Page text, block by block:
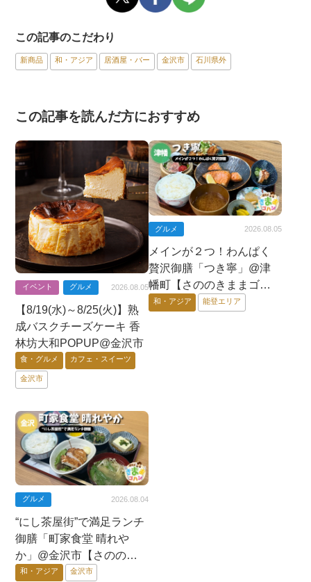
この記事のこだわり
新商品 和・アジア 居酒屋・バー 金沢市 石川県外
この記事を読んだ方におすすめ
イベント グルメ 2026.08.05
【8/19(水)～8/25(火)】熟
成バスクチーズケーキ 香
林坊大和POPUP@金沢市
食・グルメ カフェ・スイーツ
金沢市
グルメ 2026.08.05
メインが２つ！わんぱく
贅沢御膳「つき寧」@津
幡町【さののきままゴハ
ン】
和・アジア 能登エリア
グルメ 2026.08.04
“にし茶屋街”で満足ランチ
御膳「町家食堂 晴れや
か」@金沢市【さののき
ままゴハン】
和・アジア 金沢市